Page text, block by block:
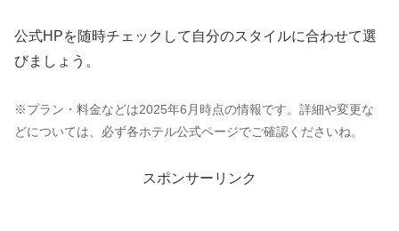
公式HPを随時チェックして自分のスタイルに合わせて選
びましょう。
※プラン・料金などは2025年6月時点の情報です。詳細や変更な
どについては、必ず各ホテル公式ページでご確認くださいね。
スポンサーリンク